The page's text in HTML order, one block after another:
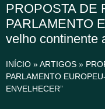
PROPOSTA DE
PARLAMENTO
velho continente
INÍCIO »ARTIGOS »
PARLAMENTO
ENVELHECER”